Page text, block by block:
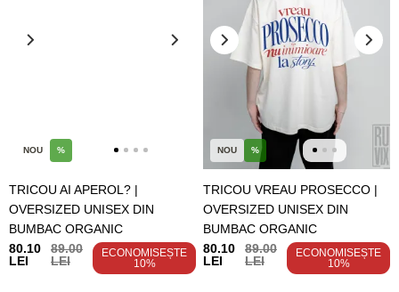
NOU %
TRICOU AI APEROL? |
OVERSIZED UNISEX DIN
BUMBAC ORGANIC
80.10
LEI
89.00
LEI
ECONOMISEȘTE
10%
NOU %
TRICOU VREAU PROSECCO |
OVERSIZED UNISEX DIN
BUMBAC ORGANIC
80.10
LEI
89.00
LEI
ECONOMISEȘTE
10%